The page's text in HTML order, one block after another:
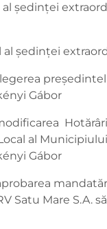
ședinței
ședinței
Gábor
al
Gábor
Satu Mare S.A.